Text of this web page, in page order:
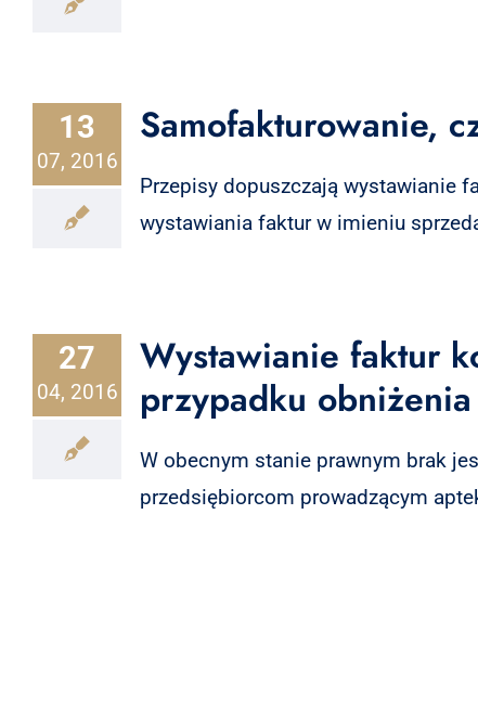
13
07, 2016
Samofakturowanie,
Przepisy dopuszczają wystawianie
wystawiania faktur w imieniu
27
04, 2016
Wystawianie faktur
przypadku
W obecnym stanie prawnym brak
przedsiębiorcom prowadzącym